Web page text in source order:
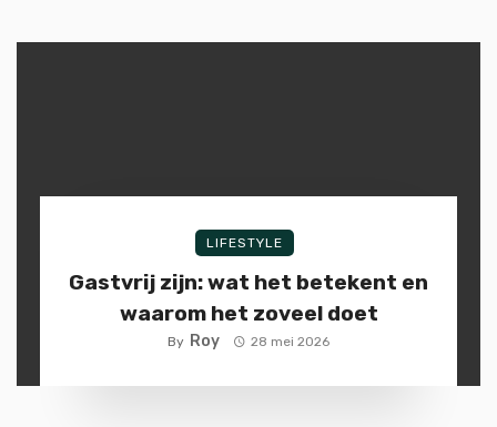
LIFESTYLE
Gastvrij zijn: wat het betekent en
waarom het zoveel doet
By Roy 28 mei 2026